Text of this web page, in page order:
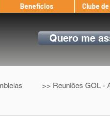
Benefícios Clube
Quero me
>> Reuniões GOL -